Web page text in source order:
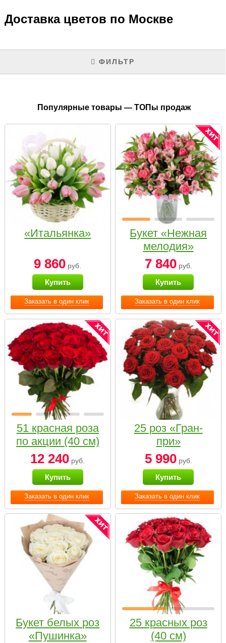
Доставка цветов по Москве
ФИЛЬТР
Популярные товары — ТОПы продаж
Заказать в один клик
«Итальянка»
9 860 руб.
Купить
Заказать в один клик
Букет «Нежная
мелодия»
7 840руб.
Купить
Заказать в один клик
51 красная роза
по акции (40 см)
12 240 руб.
Купить
Заказать в один клик
25 роз «Гран-
при»
5 990руб.
Купить
Букет белых роз
«Пушинка»
25 красных роз
(40 см)